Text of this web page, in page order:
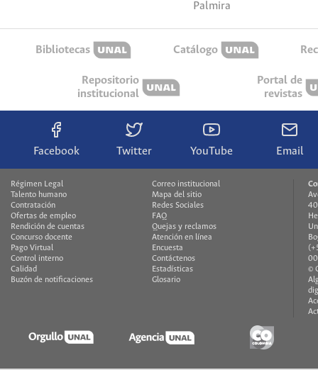
Palmira
Bibliotecas Catálogo
Repositorio
institucional
Portal de
revistas
Facebook Twitter YouTube Email
Régimen Legal
Talento humano
Contratación
Ofertas de empleo
Rendición de cuentas
Concurso docente
Pago Virtual
Control interno
Calidad
Buzón de notificaciones
Correo institucional
Mapa del sitio
Redes Sociales
FAQ
Quejas y reclamos
Atención en línea
Encuesta
Contáctenos
Estadísticas
Glosario
©